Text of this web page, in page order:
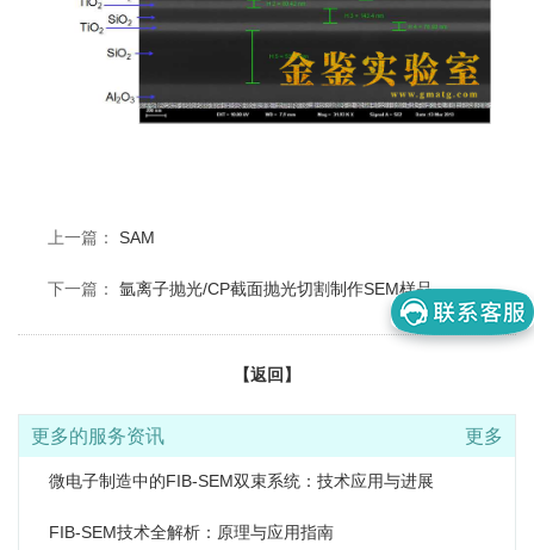
上一篇： SAM
下一篇： 氩离子抛光/CP截面抛光切割制作SEM样品
【返回】
更多的服务资讯 更多
微电子制造中的FIB-SEM双束系统：技术应用与进展
FIB-SEM技术全解析：原理与应用指南